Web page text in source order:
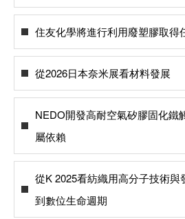
住友化學將進行利用廢塑膠取得
從2026日本奈米展看材料發展
NEDO開發高耐空氣矽膠固化鐵
屬依賴
從K 2025看紡織用高分子技術與
到數位生命週期